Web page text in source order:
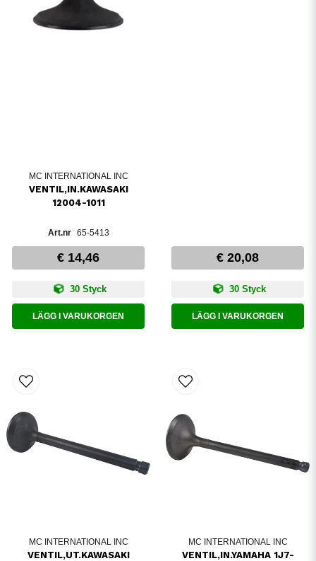
MC INTERNATIONAL INC
VENTIL,IN.KAWASAKI
12004-1011
65-5413
€ 14,46
30 Styck
LÄGG I VARUKORGEN
€ 20,08
30 Styck
LÄGG I VARUKORGEN
MC INTERNATIONAL INC
VENTIL,UT.KAWASAKI
MC INTERNATIONAL INC
VENTIL,IN.YAMAHA 1J7-